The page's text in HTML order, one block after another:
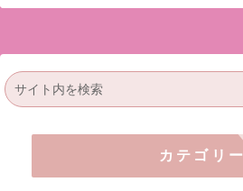
カテゴリー